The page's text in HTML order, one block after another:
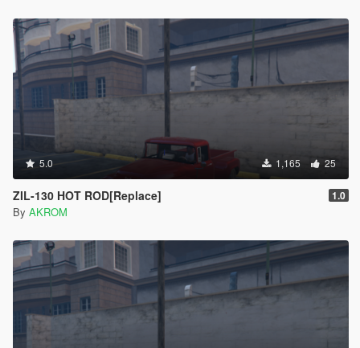
5.0 1,165 25
ZIL-130 HOT ROD[Replace] 1.0
By AKROM